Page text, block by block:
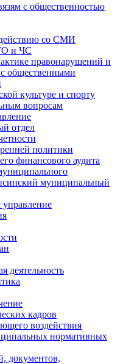
с общественностью
со СМИ
и ЧС
правонарушений и
общественными
культуре и спорту
вопросам
отдел
политики
финансового аудита
муниципальный
управление
деятельность
кадров
воздействия
нормативных
документов,